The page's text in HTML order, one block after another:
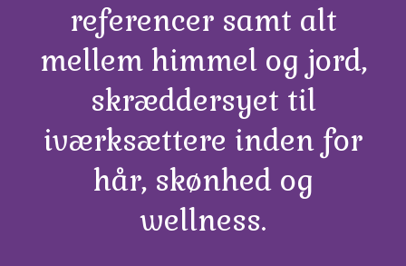
referencer samt alt
mellem himmel og jord,
skræddersyet til
iværksættere inden for
hår, skønhed og
wellness.